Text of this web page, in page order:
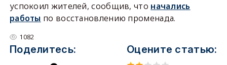
успокоил жителей, сообщив, что начались
работы по восстановлению променада.
1082
Поделитесь: Оцените статью: